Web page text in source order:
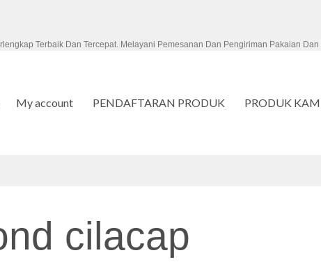
Terbaik Dan Tercepat. Melayani Pemesanan Dan Pengiriman Pakaian
My account PENDAFTARAN PRODUK PRODUK
cilacap